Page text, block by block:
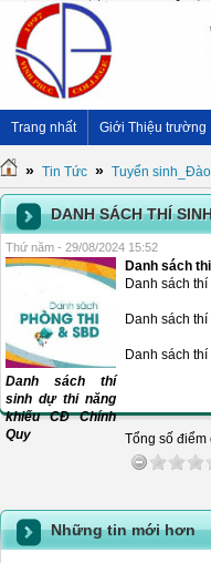
Trang nhất Giới Thiệu trường
» Tin Tức » Tuyển
DANH SÁCH THÍ
Thứ năm - 29/08/2024 15:52
Danh sách thí
sinh dự thi năng
khiếu CĐ Chính
Quy
Danh sách
Danh sách
Danh sách
Danh sách
Tổng số điểm
Những tin mới hơn